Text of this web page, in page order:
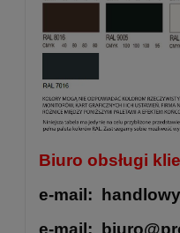
Biuro obsługi
e-mail:
e-mail: